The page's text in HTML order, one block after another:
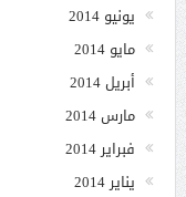
يونيو 2014
مايو 2014
أبريل 2014
مارس 2014
فبراير 2014
يناير 2014